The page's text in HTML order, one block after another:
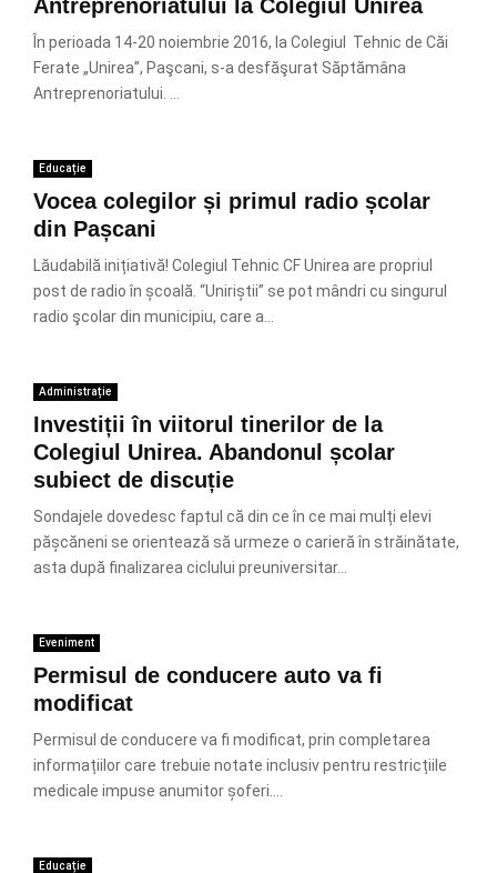
Antreprenoriatului la Colegiul Unirea
În perioada 14-20 noiembrie 2016, la Colegiul Tehnic de Căi
Ferate „Unirea”, Paşcani, s-a desfăşurat Săptămâna
Antreprenoriatului. ...
Educație
Vocea colegilor și primul radio școlar
din Pașcani
Lăudabilă inițiativă! Colegiul Tehnic CF Unirea are propriul
post de radio în școală. “Uniriștii” se pot mândri cu singurul
radio şcolar din municipiu, care a...
Administrație
Investiții în viitorul tinerilor de la
Colegiul Unirea. Abandonul școlar
subiect de discuție
Sondajele dovedesc faptul că din ce în ce mai mulți elevi
pășcăneni se orientează să urmeze o carieră în străinătate,
asta după finalizarea ciclului preuniversitar...
Eveniment
Permisul de conducere auto va fi
modificat
Permisul de conducere va fi modificat, prin completarea
informațiilor care trebuie notate inclusiv pentru restricțiile
medicale impuse anumitor șoferi....
Educație